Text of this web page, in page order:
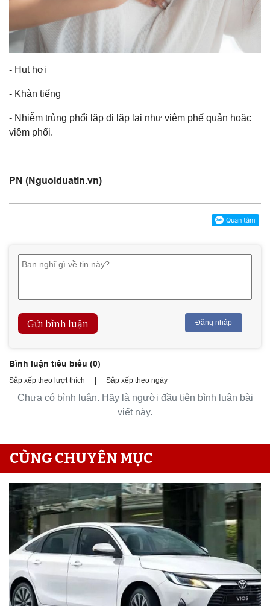
- Hụt hơi
- Khàn tiếng
- Nhiễm trùng phổi lặp đi lặp lại như viêm phế quản hoặc
viêm phổi.
PN (Nguoiduatin.vn)
Gửi bình luận Đăng nhập
Bình luận tiêu biểu (0)
Sắp xếp theo lượt thích | Sắp xếp theo ngày
Chưa có bình luận. Hãy là người đầu tiên bình luận bài
viết này.
CÙNG CHUYÊN MỤC